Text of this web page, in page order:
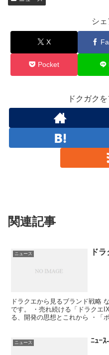
シ
X
Pocket
ドクガク
関連記事
ニュース ド
ドラクエから見るブランド戦略
です。 ・売れ続ける「ドラク
る、開発の思想とこれから ・「
ニュース ﾆｭｰｽ